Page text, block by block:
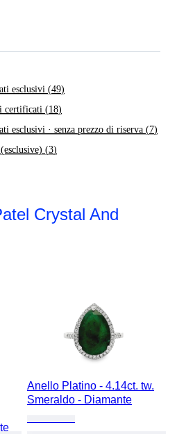
esclusivi (49)
certificati (18)
esclusivi · senza prezzo di riserva (7)
(3)
Crystal And
Anello Platino - 4.14ct. tw.
Smeraldo - Diamante